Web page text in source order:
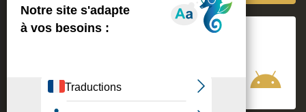
Suivre Aix ma ville